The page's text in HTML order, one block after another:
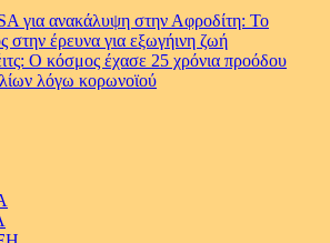
για ανακάλυψη στην Αφροδίτη: Το
στην έρευνα για εξωγήινη ζωή
Ο κόσμος έχασε 25 χρόνια προόδου
λόγω κορωνοϊού